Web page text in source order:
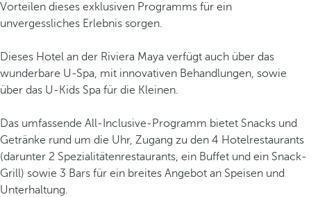
Vorteilen dieses exklusiven Programms für ein
unvergessliches Erlebnis sorgen.
Dieses Hotel an der Riviera Maya verfügt auch über das
wunderbare U-Spa, mit innovativen Behandlungen, sowie
über das U-Kids Spa für die Kleinen.
Das umfassende All-Inclusive-Programm bietet Snacks und
Getränke rund um die Uhr, Zugang zu den 4 Hotelrestaurants
(darunter 2 Spezialitätenrestaurants, ein Buffet und ein Snack-
Grill) sowie 3 Bars für ein breites Angebot an Speisen und
Unterhaltung.